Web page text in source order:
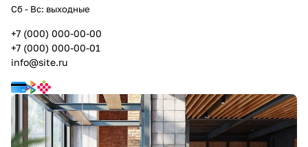
Сб - Вс: выходные
+7 (000) 000-00-00
+7 (000) 000-00-01
info@site.ru